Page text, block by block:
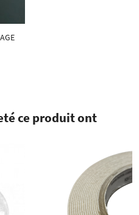
ce produit ont